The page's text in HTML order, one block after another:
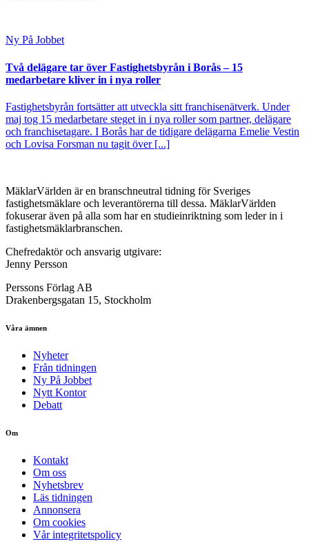
Ny På Jobbet
Två delägare tar över Fastighetsbyrån i Borås – 15
medarbetare kliver in i nya roller
Fastighetsbyrån fortsätter att utveckla sitt franchisenätverk. Under
maj tog 15 medarbetare steget in i nya roller som partner, delägare
och franchisetagare. I Borås har de tidigare delägarna Emelie Vestin
och Lovisa Forsman nu tagit över [...]
MäklarVärlden är en branschneutral tidning för Sveriges
fastighetsmäklare och leverantörerna till dessa. MäklarVärlden
fokuserar även på alla som har en studieinriktning som leder in i
fastighetsmäklarbranschen.
Chefredaktör och ansvarig utgivare:
Jenny Persson
Perssons Förlag AB
Drakenbergsgatan 15, Stockholm
Våra ämnen
Nyheter
Från tidningen
Ny På Jobbet
Nytt Kontor
Debatt
Om
Kontakt
Om oss
Nyhetsbrev
Läs tidningen
Annonsera
Om cookies
Vår integritetspolicy